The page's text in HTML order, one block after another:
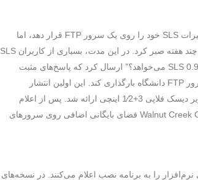
وولکرینگ قصدی برای ارائه نسخه تغییر یافته SLS به عموم نداشت. دوستانش در MSU او را تشویق کردند تا تغییرات SLS خود را روی یک سرور FTP قرار دهد، اما
وولکرینگ تصور می‌کرد که “SLS به زودی نسخه جدیدی ارائه خواهد داد که این تغییرات را شامل شود”، بنابراین چند هفته صبر کرد. در این مدت، بسیاری از کاربران SLS
در اینترنت خواستار انتشار نسخه جدید بودند، بنابراین نهایتاً وولکرینگ پستی با عنوان “کسی سیستم شبیه SLS 0.99pl11A می‌خواهد؟” ارسال کرد که پاسخ‌های مثبت
زیادی دریافت کرد. پس از بحث با مدیر سیستم محلی در MSU، وولکرینگ اجازه گرفت تا Slackware را روی سرور FTP دانشگاه بارگذاری کند. این اولین انتشار
Slackware، نسخه 1.00، در 17 ژوئیه 1993، ساعت 00:16:36 (UTC) منتشر شد و به صورت بیست و چهار تصویر دیسک فلاپی 3+1⁄2 اینچی ارائه شد. پس از اعلام
انتشار، وولکرینگ دید که سیل اتصال‌های FTP به طور مداوم سرور را خراب می‌کند. مدتی بعد، شرکت Walnut Creek CDROM فضای بایگانی اضافی روی سرورهای
را به برنامه نصب اعلام می‌کنند. در نسخه‌های